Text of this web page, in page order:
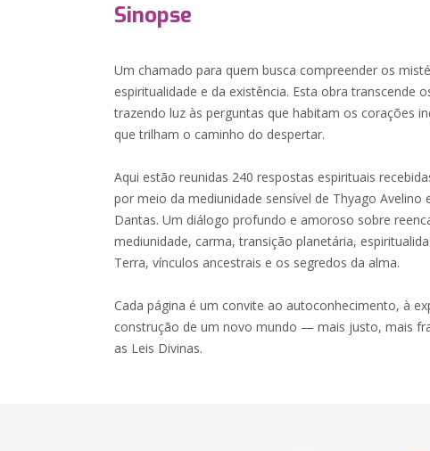
Sinopse
Um chamado para quem busca compreender os
espiritualidade e da existência. Esta obra transcende
trazendo luz às perguntas que habitam os corações
que trilham o caminho do despertar.
Aqui estão reunidas 240 respostas espirituais
por meio da mediunidade sensível de Thyago Avelino
Dantas. Um diálogo profundo e amoroso sobre
mediunidade, carma, transição planetária,
Terra, vínculos ancestrais e os segredos da alma.
Cada página é um convite ao autoconhecimento, à
construção de um novo mundo — mais justo, mais
as Leis Divinas.